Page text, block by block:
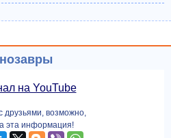
на YouTube
друзьями, возможно,
эта информация!